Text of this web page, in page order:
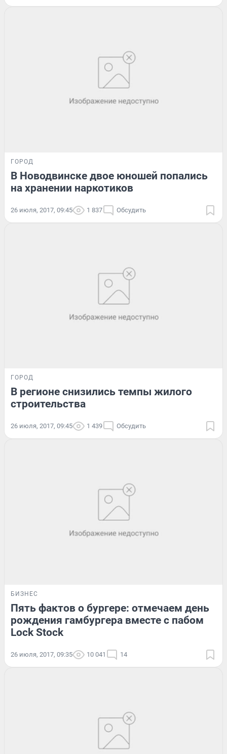
ГОРОД
В Новодвинске двое юношей попались
на хранении наркотиков
26 июля, 2017, 09:45 1 837 Обсудить
ГОРОД
В регионе снизились темпы жилого
строительства
26 июля, 2017, 09:45 1 439 Обсудить
БИЗНЕС
Пять фактов о бургере: отмечаем день
рождения гамбургера вместе с пабом
Lock Stock
26 июля, 2017, 09:35 10 041 14